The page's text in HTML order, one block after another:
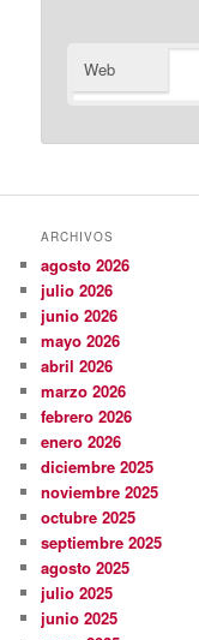
Web
ARCHIVOS
agosto 2026
julio 2026
junio 2026
mayo 2026
abril 2026
marzo 2026
febrero 2026
enero 2026
diciembre 2025
noviembre 2025
octubre 2025
septiembre 2025
agosto 2025
julio 2025
junio 2025